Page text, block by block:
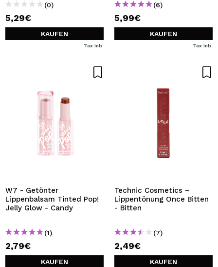
(0)
5,29€
KAUFEN
Tax Inb.
(6)
5,99€
KAUFEN
Tax Inb.
W7 - Getönter
Lippenbalsam Tinted Pop!
Jelly Glow - Candy
(1)
2,79€
KAUFEN
Technic Cosmetics –
Lippentönung Once Bitten
- Bitten
(7)
2,49€
KAUFEN